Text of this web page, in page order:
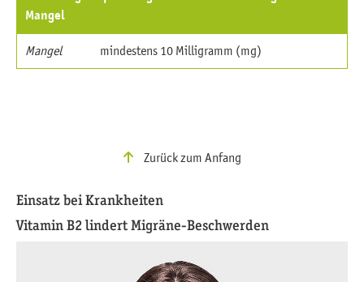
Mangel
Mangel mindestens 10 Milligramm (mg)
Zurück zum Anfang
Einsatz bei Krankheiten
Vitamin B2 lindert Migräne-Beschwerden